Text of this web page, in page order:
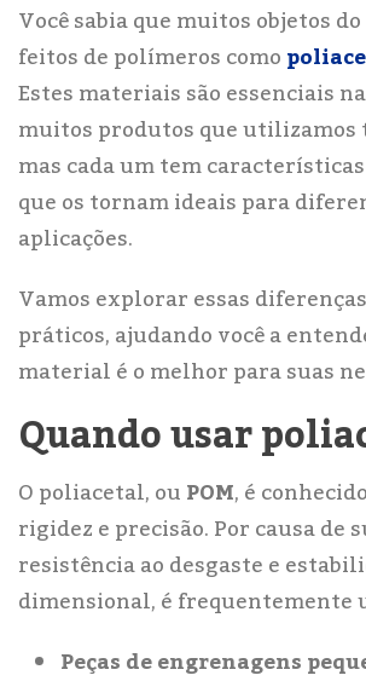
Você sabia que muitos objetos
feitos de polímeros como
Estes materiais são essenciais
muitos produtos que utilizamos
mas cada um tem
que os tornam ideais para
aplicações.
Vamos explorar essas
práticos, ajudando você a
material é o melhor para suas
Quando usar
O poliacetal, ouPOM, é
rigidez e precisão. Por causa de
resistência ao desgaste e
dimensional, é frequentemente
Peças de engrenagens